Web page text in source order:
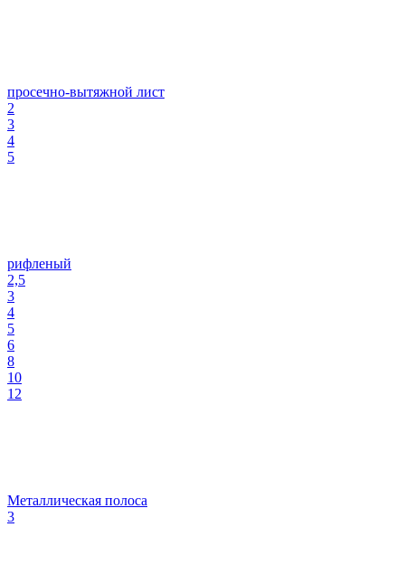
просечно-вытяжной лист
2
3
4
5
рифленый
2,5
3
4
5
6
8
10
12
Металлическая полоса
3